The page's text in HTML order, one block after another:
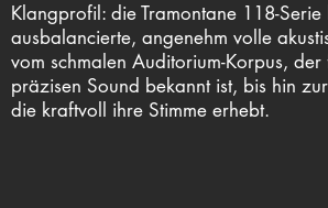
Klangprofil: die Tramontane 118-Serie
ausbalancierte, angenehm volle
vom schmalen Auditorium-Korpus,
präzisen Sound bekannt ist, bis hin
die kraftvoll ihre Stimme erhebt.